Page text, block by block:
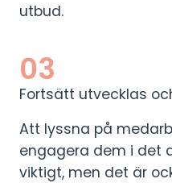
utbud.
03
Fortsätt utvecklas
Att lyssna på
engagera dem i det
viktigt, men det är